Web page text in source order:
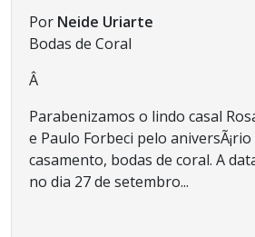
Por Neide Uriarte
Bodas de Coral
Â
Parabenizamos o lindo casal
e Paulo Forbeci pelo
casamento, bodas de coral. A
no dia 27 de setembro...